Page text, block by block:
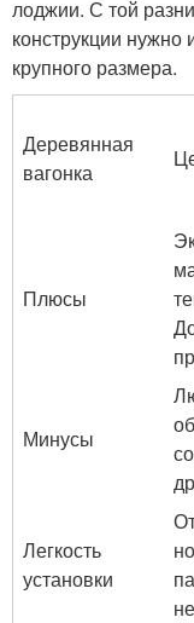
лоджии. С той
конструкции нужно
крупного размера.
Деревянная
вагонка
Плюсы
Минусы
Легкость
установки